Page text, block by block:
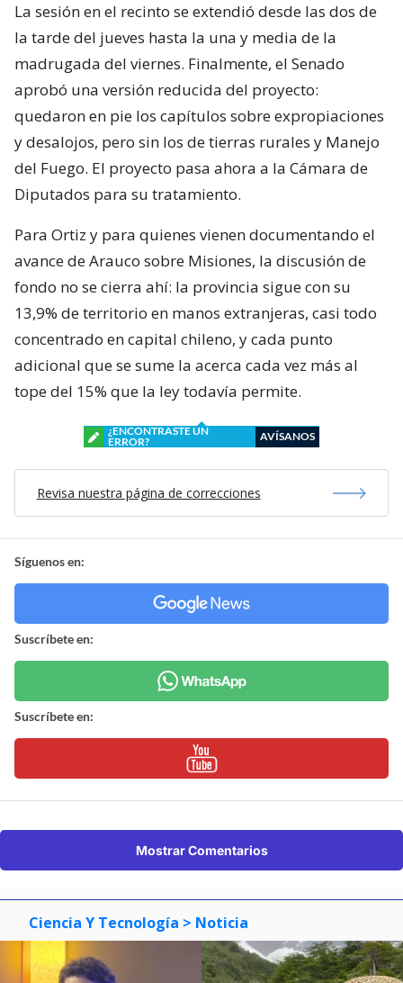
La sesión en el recinto se extendió desde las dos de
la tarde del jueves hasta la una y media de la
madrugada del viernes. Finalmente, el Senado
aprobó una versión reducida del proyecto:
quedaron en pie los capítulos sobre expropiaciones
y desalojos, pero sin los de tierras rurales y Manejo
del Fuego. El proyecto pasa ahora a la Cámara de
Diputados para su tratamiento.
Para Ortiz y para quienes vienen documentando el
avance de Arauco sobre Misiones, la discusión de
fondo no se cierra ahí: la provincia sigue con su
13,9% de territorio en manos extranjeras, casi todo
concentrado en capital chileno, y cada punto
adicional que se sume la acerca cada vez más al
tope del 15% que la ley todavía permite.
¿ENCONTRASTE UN
ERROR?
AVÍSANOS
Revisa nuestra página de correcciones
Síguenos en:
Suscríbete en:
Suscríbete en:
Mostrar Comentarios
Ciencia Y Tecnología > Noticia